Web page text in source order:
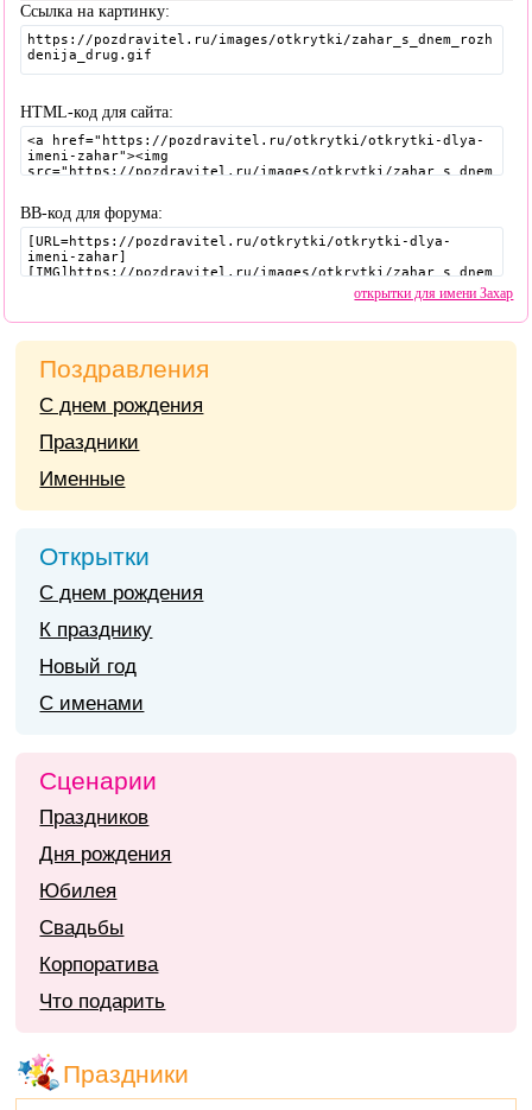
Ссылка на картинку:
HTML-код для сайта:
BB-код для форума:
открытки для имени Захар
Поздравления
С днем рождения
Праздники
Именные
Открытки
С днем рождения
К празднику
Новый год
С именами
Сценарии
Праздников
Дня рождения
Юбилея
Свадьбы
Корпоратива
Что подарить
Праздники